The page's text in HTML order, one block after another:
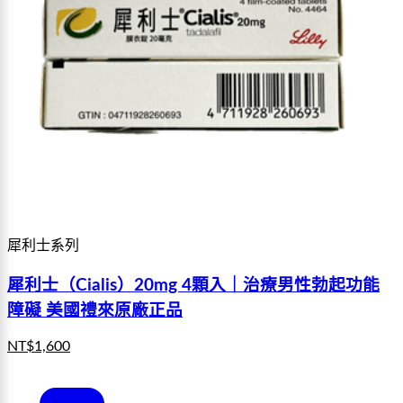
犀利士系列
犀利士（Cialis）20mg 4顆入｜治療男性勃起功能
障礙 美國禮來原廠正品
NT$1,600